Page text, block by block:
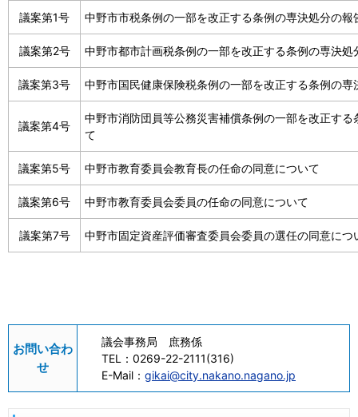
議案第1号 中野市市税条例の一部を改正する条例の専決処分の報
議案第2号 中野市都市計画税条例の一部を改正する条例の専決処
議案第3号 中野市国民健康保険税条例の一部を改正する条例の専
議案第4号
中野市消防団員等公務災害補償条例の一部を改正す
て
議案第5号 中野市教育委員会教育長の任命の同意について
議案第6号 中野市教育委員会委員の任命の同意について
議案第7号 中野市固定資産評価審査委員会委員の選任の同意につ
お問い合わ
せ
議会事務局 庶務係
TEL： 0269-22-2111(316)
E-Mail： gikai@city.nakano.nagano.jp